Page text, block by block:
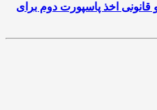
اخذ پاسپورت دوم برای